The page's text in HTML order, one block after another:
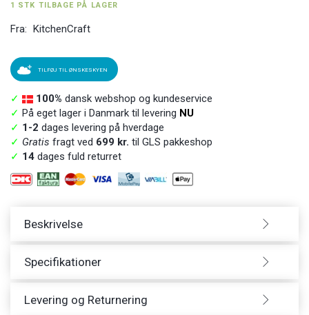
1 STK TILBAGE PÅ LAGER
Fra: KitchenCraft
TILFØJ TIL ØNSKESKYEN
✓ 100% dansk webshop og kundeservice
✓ På eget lager i Danmark til levering NU
✓ 1-2 dages levering på hverdage
✓ Gratis fragt ved 699 kr. til GLS pakkeshop
✓ 14 dages fuld returret
Beskrivelse
Specifikationer
Levering og Returnering